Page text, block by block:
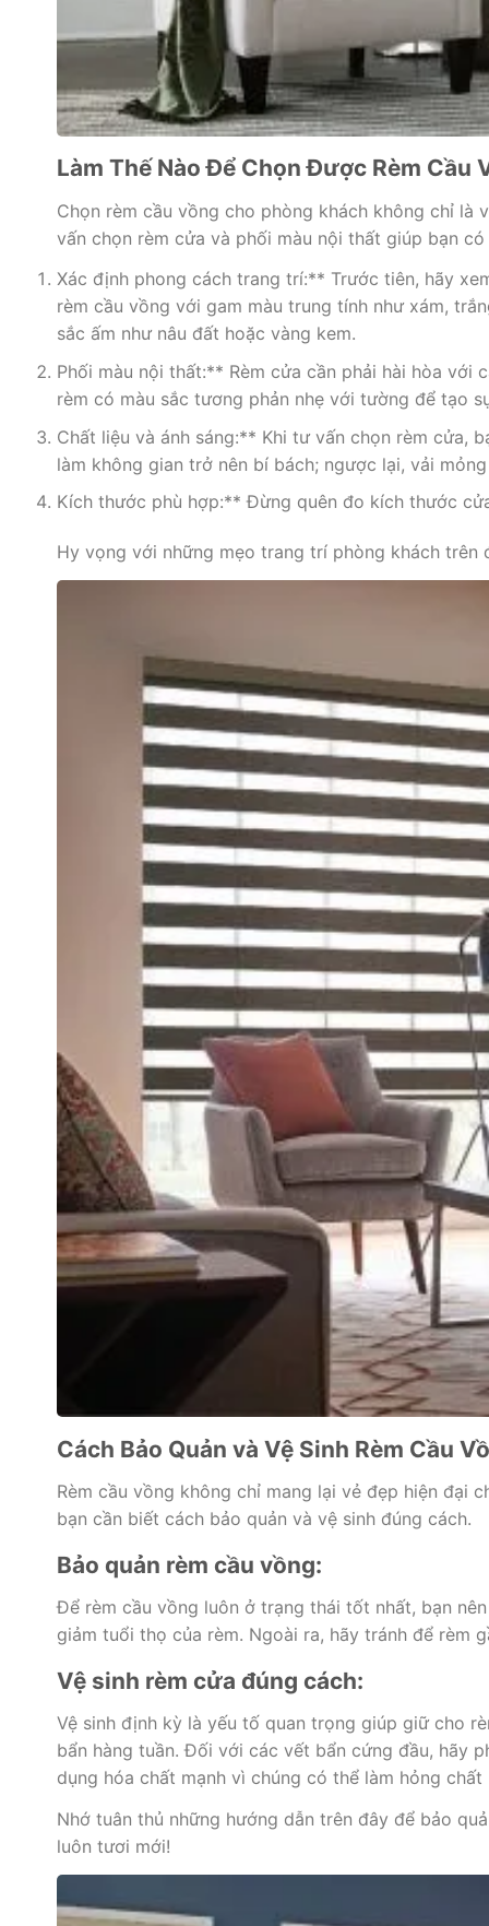
Làm Thế Nào Để Chọn Được Rèm Cầu
Chọn rèm cầu vồng cho phòng khách không chỉ
vấn chọn rèm cửa và phối màu nội thất giúp bạn
Xác định phong cách trang trí:** Trước tiên, hãy
rèm cầu vồng với gam màu trung tính như xám,
sắc ấm như nâu đất hoặc vàng kem.
Phối màu nội thất:** Rèm cửa cần phải hài hòa
rèm có màu sắc tương phản nhẹ với tường để tạo
Chất liệu và ánh sáng:** Khi tư vấn chọn rèm cửa,
làm không gian trở nên bí bách; ngược lại, vải
Kích thước phù hợp:** Đừng quên đo kích thước
Hy vọng với những mẹo trang trí phòng khách trên
Cách Bảo Quản và Vệ Sinh Rèm Cầu
Rèm cầu vồng không chỉ mang lại vẻ đẹp hiện đại
bạn cần biết cách bảo quản và vệ sinh đúng cách.
Bảo quản rèm cầu vồng:
Để rèm cầu vồng luôn ở trạng thái tốt nhất, bạn
giảm tuổi thọ của rèm. Ngoài ra, hãy tránh để rèm
Vệ sinh rèm cửa đúng cách:
Vệ sinh định kỳ là yếu tố quan trọng giúp giữ cho
bẩn hàng tuần. Đối với các vết bẩn cứng đầu, hãy
dụng hóa chất mạnh vì chúng có thể làm hỏng chất
Nhớ tuân thủ những hướng dẫn trên đây để bảo
luôn tươi mới!